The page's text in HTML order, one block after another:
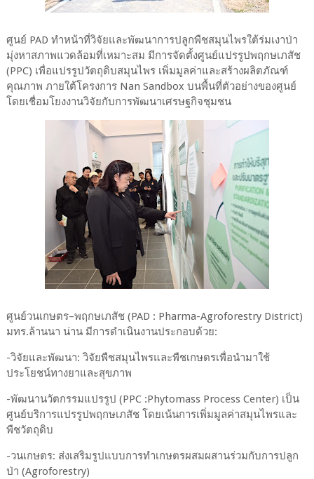
ศูนย์ PAD ทำหน้าที่วิจัยและพัฒนาการปลูกพืชสมุนไพรใต้ร่มเงาป่า
มุ่งหาสภาพแวดล้อมที่เหมาะสม มีการจัดตั้งศูนย์แปรรูปพฤกษเภสัช
(PPC) เพื่อแปรรูปวัตถุดิบสมุนไพร เพิ่มมูลค่าและสร้างผลิตภัณฑ์
คุณภาพ ภายใต้โครงการ Nan Sandbox บนพื้นที่ตัวอย่างของศูนย์
โดยเชื่อมโยงงานวิจัยกับการพัฒนาเศรษฐกิจชุมชน
ศูนย์วนเกษตร–พฤกษเภสัช (PAD : Pharma-Agroforestry District)
มทร.ล้านนา น่าน มีการดำเนินงานประกอบด้วย:
-วิจัยและพัฒนา: วิจัยพืชสมุนไพรและพืชเกษตรเพื่อนำมาใช้
ประโยชน์ทางยาและสุขภาพ
-พัฒนานวัตกรรมแปรรูป (PPC :Phytomass Process Center) เป็น
ศูนย์บริการแปรรูปพฤกษเภสัช โดยเน้นการเพิ่มมูลค่าสมุนไพรและ
พืชวัตถุดิบ
-วนเกษตร: ส่งเสริมรูปแบบการทำเกษตรผสมผสานร่วมกับการปลูก
ป่า (Agroforestry)